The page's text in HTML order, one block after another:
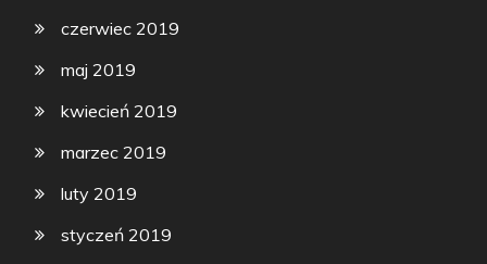
czerwiec 2019
maj 2019
kwiecień 2019
marzec 2019
luty 2019
styczeń 2019